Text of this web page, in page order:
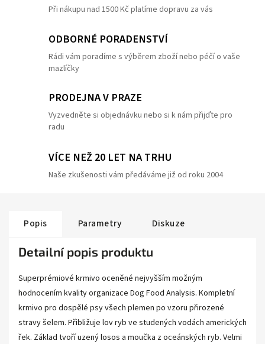
Při nákupu nad 1500 Kč platíme dopravu za vás
ODBORNÉ PORADENSTVÍ
Rádi vám poradíme s výběrem zboží nebo péčí o vaše
mazlíčky
PRODEJNA V PRAZE
Vyzvedněte si objednávku nebo si k nám přijďte pro
radu
VÍCE NEŽ 20 LET NA TRHU
Naše zkušenosti vám předáváme již od roku 2004
Popis Parametry Diskuze
Detailní popis produktu
Superprémiové krmivo oceněné nejvyšším možným
hodnocením kvality organizace Dog Food Analysis. Kompletní
krmivo pro dospělé psy všech plemen po vzoru přirozené
stravy šelem. Přibližuje lov ryb ve studených vodách amerických
řek. Základ tvoří uzený losos a moučka z oceánských ryb. Velmi